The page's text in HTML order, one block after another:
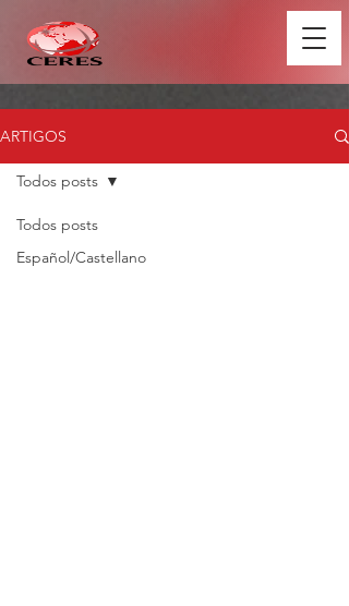
ARTIGOS
Todos posts
Español/Castellano
Todos posts